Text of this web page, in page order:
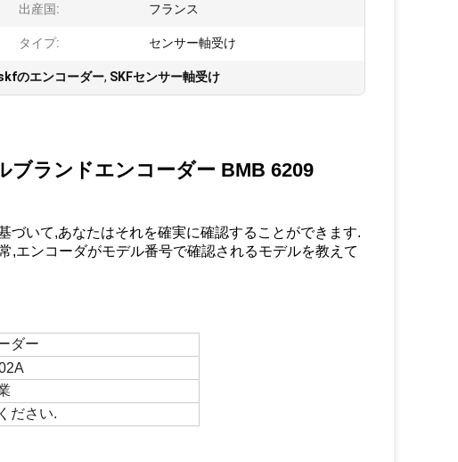
出産国: フランス
タイプ: センサー軸受け
のエンコーダー, SKFセンサー軸受け
ブランドエンコーダー BMB 6209
いて,あなたはそれを確実に確認することができます.
,エンコーダがモデル番号で確認されるモデルを教えて
ダー
ださい.